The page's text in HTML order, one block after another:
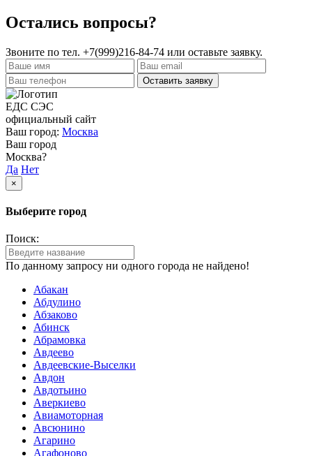
Остались вопросы?
Звоните по тел. +7(999)216-84-74 или оставьте заявку.
Оставить заявку
ЕДС СЭС
официальный сайт
Ваш город: Москва
Ваш город
Москва?
Да Нет
×
Выберите город
Поиск:
По данному запросу ни одного города не найдено!
Абакан
Абдулино
Абзаково
Абинск
Абрамовка
Авдеево
Авдеевские-Выселки
Авдон
Авдотьино
Аверкиево
Авиамоторная
Авсюнино
Агарино
Агафоново